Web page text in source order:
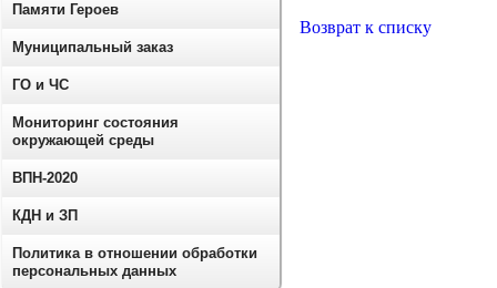
Возврат к списку
Памяти Героев
Муниципальный заказ
ГО и ЧС
Мониторинг состояния
окружающей среды
ВПН-2020
КДН и ЗП
Политика в отношении обработки
персональных данных